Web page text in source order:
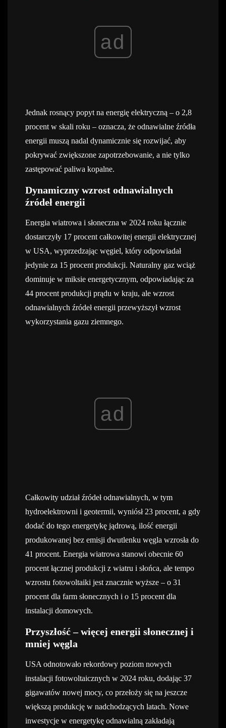
ad
Jednak rosnący popyt na energię elektryczną – o 2,8
procent w skali roku – oznacza, że odnawialne źródła
energii muszą nadal dynamicznie się rozwijać, aby
pokrywać zwiększone zapotrzebowanie, a nie tylko
zastępować paliwa kopalne.
Dynamiczny wzrost odnawialnych
źródeł energii
Energia wiatrowa i słoneczna w 2024 roku łącznie
dostarczyły 17 procent całkowitej energii elektrycznej
w USA, wyprzedzając węgiel, który odpowiadał
jedynie za 15 procent produkcji. Naturalny gaz wciąż
dominuje w miksie energetycznym, odpowiadając za
44 procent produkcji prądu w kraju, ale wzrost
odnawialnych źródeł energii przewyższył wzrost
wykorzystania gazu ziemnego.
ad
Całkowity udział źródeł odnawialnych, w tym
hydroelektrowni i geotermii, wyniósł 23 procent, a gdy
dodać do tego energetykę jądrową, ilość energii
produkowanej bez emisji dwutlenku węgla wzrosła do
41 procent. Energia wiatrowa stanowi obecnie 60
procent łącznej produkcji z wiatru i słońca, ale tempo
wzrostu fotowoltaiki jest znacznie wyższe – o 31
procent dla farm słonecznych i o 15 procent dla
instalacji domowych.
Przyszłość – więcej energii słonecznej i
mniej węgla
USA odnotowało rekordowy poziom nowych
instalacji fotowoltaicznych w 2024 roku, dodając 37
gigawatów nowej mocy, co przełoży się na jeszcze
większą produkcję w nadchodzących latach. Nowe
inwestycje w energetykę odnawialną zakładają